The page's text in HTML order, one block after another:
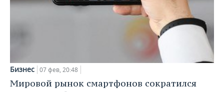
Бизнес 07 фев, 20:48
Мировой рынок смартфонов сократился